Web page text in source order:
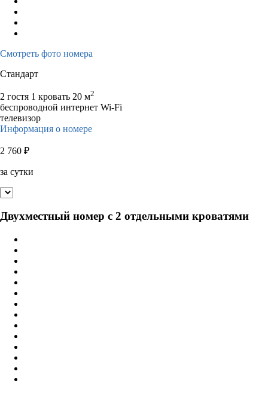
Смотреть фото номера
Стандарт
2 гостя 1 кровать 20 м2
беспроводной интернет Wi-Fi
телевизор
Информация о номере
2 760 ₽
за сутки
Двухместный номер с 2 отдельными кроватями